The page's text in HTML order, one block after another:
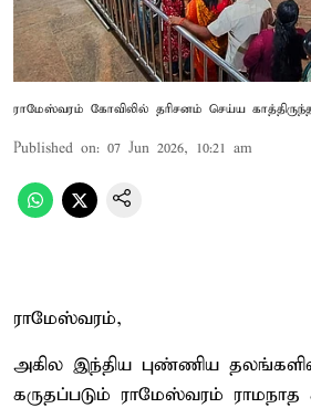
ராமேஸ்வரம் கோவிலில் தரிசனம் செய்ய
Published on: 07 Jun 2026, 10:21 am
ராமேஸ்வரம்,
அகில இந்திய புண்ணிய
கருதப்படும் ராமேஸ்வரம் ராமநாத